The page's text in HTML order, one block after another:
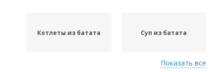
Котлеты из батата Суп из батата
Показать все